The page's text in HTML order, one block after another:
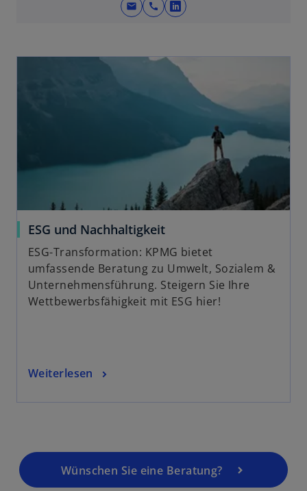
mail call
w
d
n
n
e
n
R
e
g
e
ESG und Nachhaltigkeit
ESG-Transformation: KPMG bietet
umfassende Beratung zu Umwelt, Sozialem &
Unternehmensführung. Steigern Sie Ihre
Wettbewerbsfähigkeit mit ESG hier!
Weiterlesen
Wünschen Sie eine Beratung?